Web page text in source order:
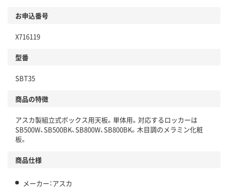
お申込番号
X716119
型番
SBT35
商品の特徴
アスカ製組立式ボックス用天板。単体用。対応するロッカーは
SB500W、SB500BK、SB800W、SB800BK。木目調のメラミン化粧
板。
商品仕様
メーカー：アスカ